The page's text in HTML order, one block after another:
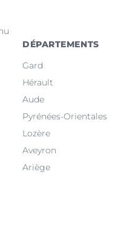
DÉPARTEMENTS
Gard
Hérault
Aude
Pyrénées-Orientales
Lozère
Aveyron
Ariège